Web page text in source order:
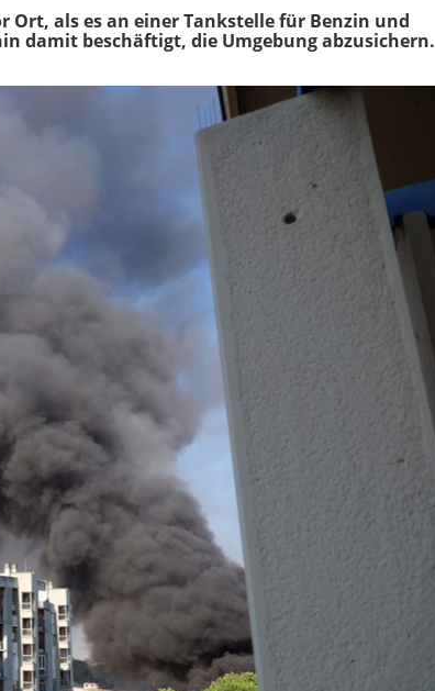
Ort, als es an einer Tankstelle für Benzin und
damit beschäftigt, die Umgebung abzusichern.